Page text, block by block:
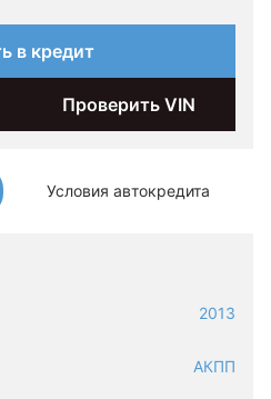
Условия автокредита
2013
АКПП
в кредит
Проверить VIN